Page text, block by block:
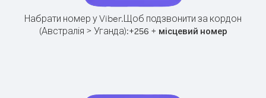
Набрати номер у Viber.Щоб подзвонити за кордон
(Австралія > Уганда):+256 + місцевий номер